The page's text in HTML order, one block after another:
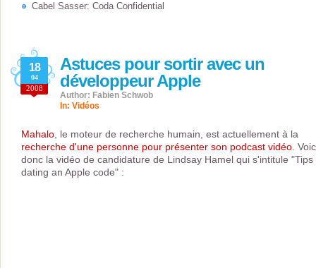
Cabel Sasser: Coda Confidential
Astuces pour sortir avec un
développeur Apple
18
04
2008
Author: Fabien Schwob
In: Vidéos
Mahalo , le moteur de recherche humain, est actuellement à la
recherche d'une personne pour présenter son podcast vidéo .
donc la vidéo de candidature de Lindsay Hamel qui s'intitule "Tips
dating an Apple code" :